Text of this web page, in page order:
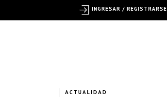
ACTUALIDAD
INGRESAR / REGISTRARSE